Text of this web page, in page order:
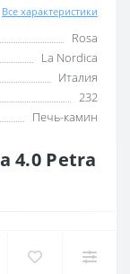
Все характеристики
Rosa
La Nordica
Италия
232
Печь-камин
4.0 Petra